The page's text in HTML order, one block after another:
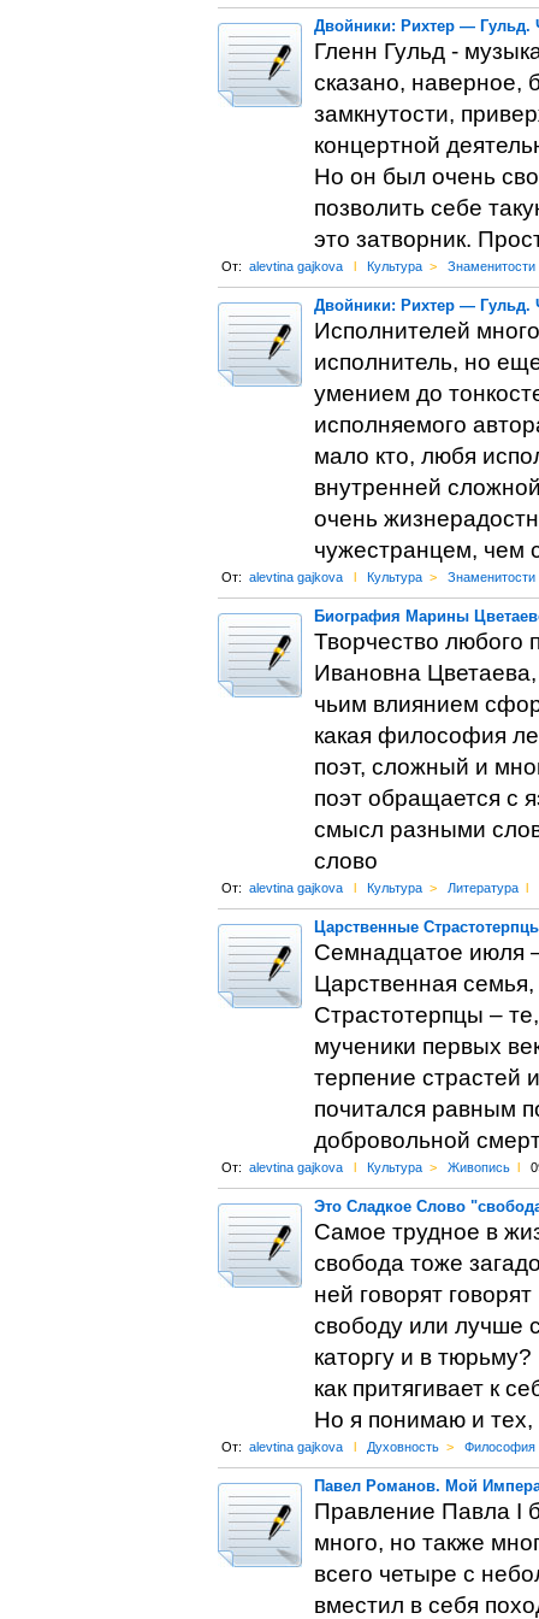
Двойники: Рихтер — Гульд.
Гленн Гульд -
сказано, наверное,
замкнутости,
концертной
Но он был очень
позволить себе
это затворник.
От: alevtina gajkova l Культура > Знаменитости
Двойники: Рихтер — Гульд.
Исполнителей
исполнитель, но
умением до
исполняемого
мало кто, любя
внутренней
очень
чужестранцем, чем
От: alevtina gajkova l Культура > Знаменитости
Биография Марины
Творчество любого
Ивановна Цветаева,
чьим влиянием
какая философия
поэт, сложный и
поэт обращается с
смысл разными
слово
От: alevtina gajkova l Культура > Литература l
Царственные
Семнадцатое июля
Царственная семья,
Страстотерпцы –
мученики первых
терпение страстей
почитался равным
добровольной
От: alevtina gajkova l Культура > Живопись l
Это Сладкое Слово
Самое трудное в
свобода тоже
ней говорят
свободу или лучше
каторгу и в
как притягивает к
Но я понимаю и тех,
От: alevtina gajkova l Духовность > Философия
Павел Романов. Мой
Правление Павла I
много, но также
всего четыре с
вместил в себя